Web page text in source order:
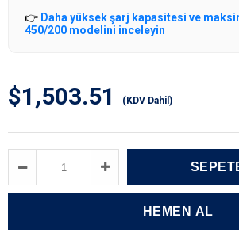
👉 Daha yüksek şarj kapasitesi ve
450/200 modelini inceleyin
$1,503.51 (KDV Dahil)